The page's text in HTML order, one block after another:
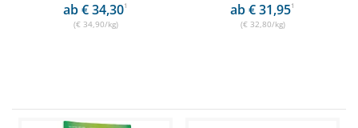
ab € 34,301
(€ 34,90/kg)
ab € 31,951
(€ 32,80/kg)